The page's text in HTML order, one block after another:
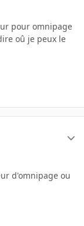
pour omnipage
oû je peux le
d'omnipage ou